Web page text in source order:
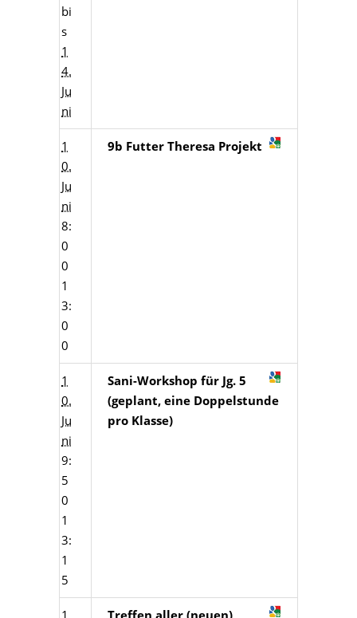
bi
s
1
4.
Ju
ni
1
0.
Ju
ni
8:
0
0
1
3:
0
0
9b Futter Theresa Projekt
1
0.
Ju
ni
9:
5
0
1
3:
1
5
Sani-Workshop für Jg. 5
(geplant, eine Doppelstunde
pro Klasse)
1 Treffen aller (neuen)